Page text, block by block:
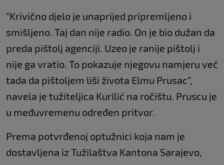
“Krivično djelo je unaprijed pripremljeno i
smišljeno. Taj dan nije radio. On je bio dužan da
preda pištolj agenciji. Uzeo je ranije pištolj i
nije ga vratio. To pokazuje njegovu namjeru već
tada da pištoljem liši života Elmu Prusac”,
navela je tužiteljica Kurilić na ročištu. Pruscu je
u međuvremenu određen pritvor.
Prema potvrđenoj optužnici koja nam je
dostavljena iz Tužilaštva Kantona Sarajevo,